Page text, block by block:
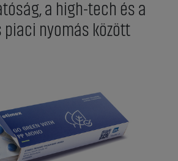
a high-tech és a
piaci nyomás között